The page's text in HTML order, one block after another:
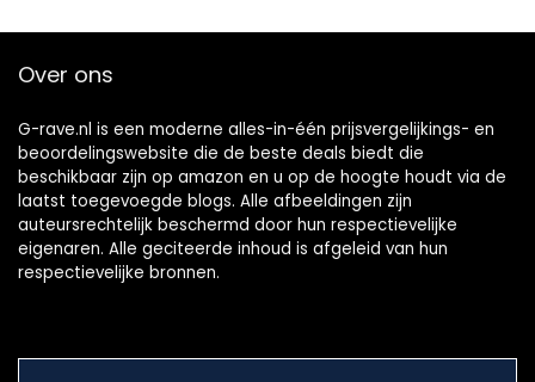
Over ons
G-rave.nl is een moderne alles-in-één prijsvergelijkings- en
beoordelingswebsite die de beste deals biedt die
beschikbaar zijn op amazon en u op de hoogte houdt via de
laatst toegevoegde blogs. Alle afbeeldingen zijn
auteursrechtelijk beschermd door hun respectievelijke
eigenaren. Alle geciteerde inhoud is afgeleid van hun
respectievelijke bronnen.